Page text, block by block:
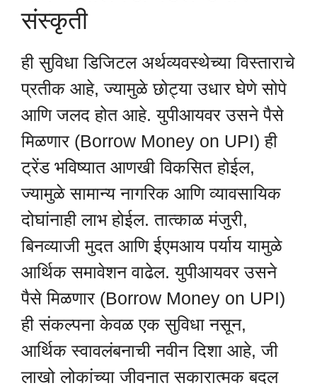
संस्कृती
ही सुविधा डिजिटल अर्थव्यवस्थेच्या विस्ताराचे
प्रतीक आहे, ज्यामुळे छोट्या उधार घेणे सोपे
आणि जलद होत आहे. युपीआयवर उसने पैसे
मिळणार (Borrow Money on UPI) ही
ट्रेंड भविष्यात आणखी विकसित होईल,
ज्यामुळे सामान्य नागरिक आणि व्यावसायिक
दोघांनाही लाभ होईल. तात्काळ मंजुरी,
बिनव्याजी मुदत आणि ईएमआय पर्याय यामुळे
आर्थिक समावेशन वाढेल. युपीआयवर उसने
पैसे मिळणार (Borrow Money on UPI)
ही संकल्पना केवळ एक सुविधा नसून,
आर्थिक स्वावलंबनाची नवीन दिशा आहे, जी
लाखो लोकांच्या जीवनात सकारात्मक बदल